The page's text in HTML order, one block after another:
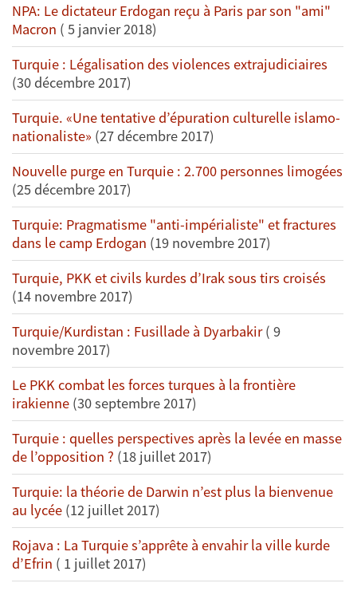
NPA: Le dictateur Erdogan reçu à Paris par son "ami"
Macron ( 5 janvier 2018)
Turquie : Légalisation des violences extrajudiciaires
(30 décembre 2017)
Turquie. «Une tentative d’épuration culturelle islamo-
nationaliste» (27 décembre 2017)
Nouvelle purge en Turquie : 2.700 personnes limogées
(25 décembre 2017)
Turquie: Pragmatisme "anti-impérialiste" et fractures
dans le camp Erdogan (19 novembre 2017)
Turquie, PKK et civils kurdes d’Irak sous tirs croisés
(14 novembre 2017)
Turquie/Kurdistan : Fusillade à Dyarbakir( 9
novembre 2017)
Le PKK combat les forces turques à la frontière
irakienne (30 septembre 2017)
Turquie : quelles perspectives après la levée en masse
de l’opposition ? (18 juillet 2017)
Turquie: la théorie de Darwin n’est plus la bienvenue
au lycée (12 juillet 2017)
Rojava : La Turquie s’apprête à envahir la ville kurde
d’Efrin ( 1 juillet 2017)